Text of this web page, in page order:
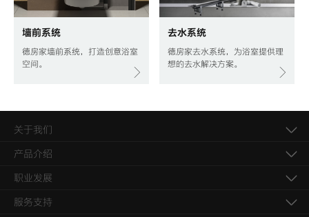
墙前系统
德房家墙前系统，打造创意浴室
空间。
去水系统
德房家去水系统，为浴室提供理
想的去水解决方案。
关于我们
产品介绍
职业发展
服务支持